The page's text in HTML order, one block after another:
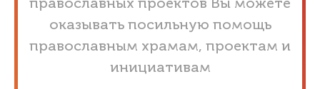
православных проектов Вы можете
оказывать посильную помощь
православным храмам, проектам и
инициативам